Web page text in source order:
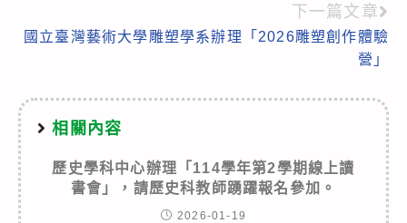
下一篇文章
國立臺灣藝術大學雕塑學系辦理「2026雕塑創作體驗
營」
相關內容
歷史學科中心辦理「114學年第2學期線上讀
書會」，請歷史科教師踴躍報名參加。
2026-01-19